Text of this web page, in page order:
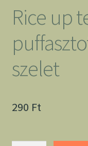
Rice up
szelet
290 Ft